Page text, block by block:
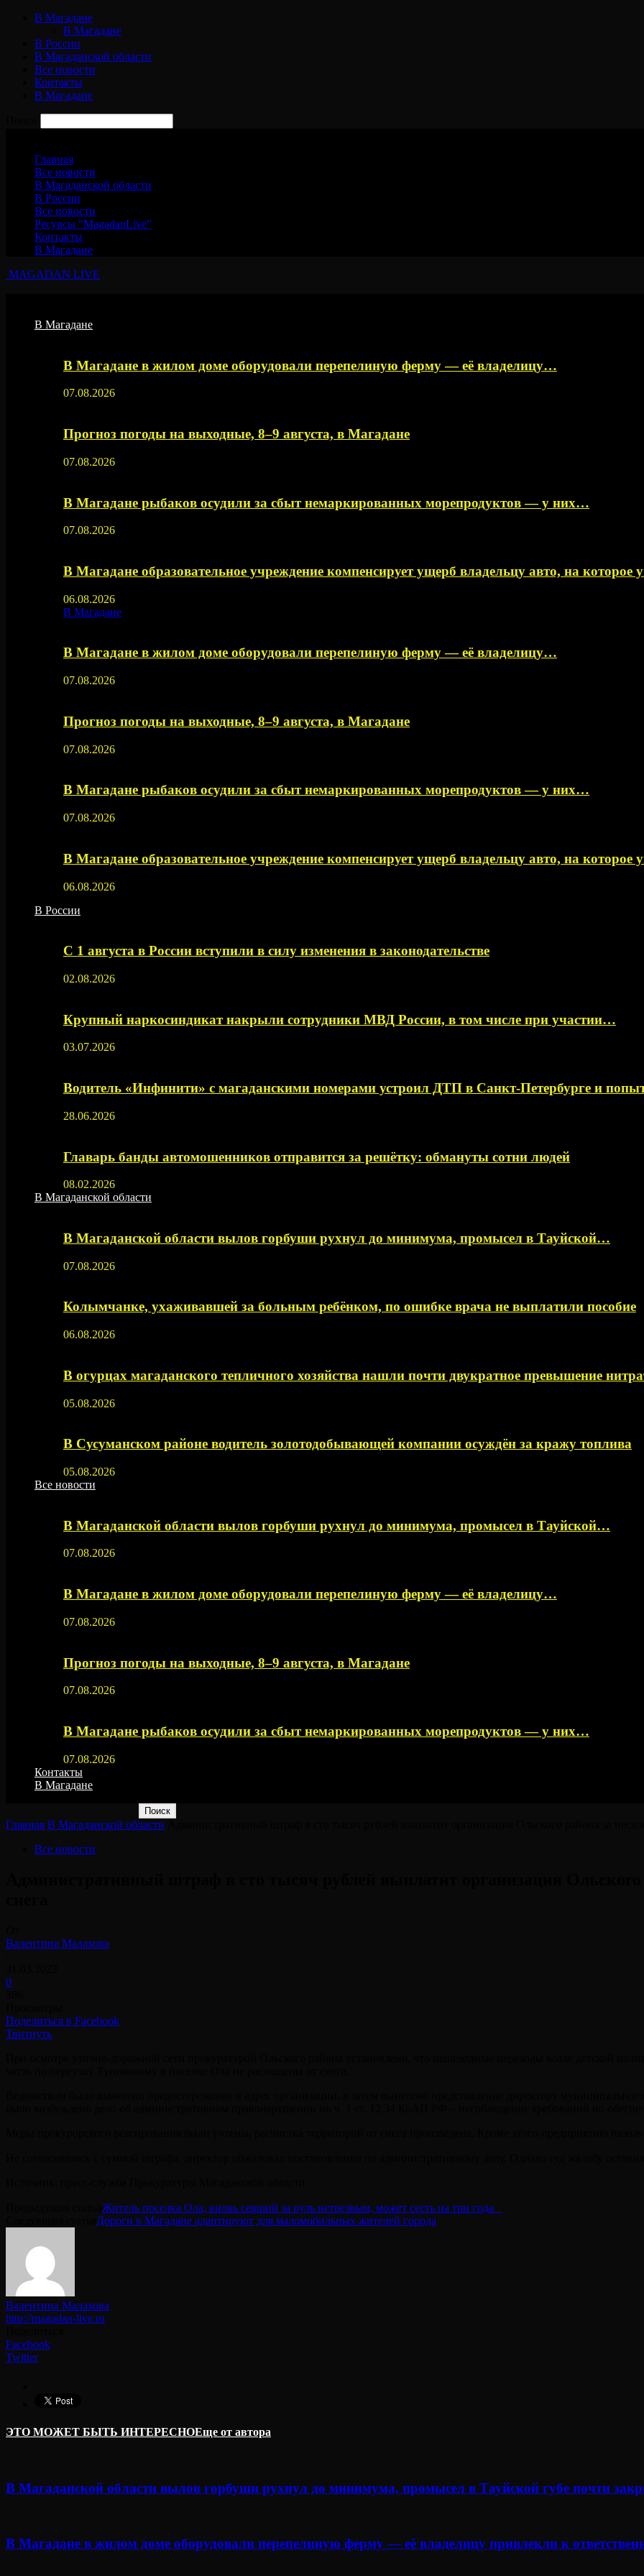
В Магадане
В Магадане
В России
В Магаданской области
Все новости
Контакты
В Магадане
Главная
Все новости
В Магаданской области
В России
Все новости
Ресурсы “MagadanLive”
Контакты
В Магадане
MAGADAN LIVE
В Магадане
В Магадане в жилом доме оборудовали перепелиную ферму — её владелицу…
07.08.2026
Прогноз погоды на выходные, 8–9 августа, в Магадане
07.08.2026
В Магадане рыбаков осудили за сбыт немаркированных морепродуктов — у них…
07.08.2026
В Магадане образовательное учреждение компенсирует ущерб владельцу авто, на которое
06.08.2026
В Магадане
В Магадане в жилом доме оборудовали перепелиную ферму — её владелицу…
07.08.2026
Прогноз погоды на выходные, 8–9 августа, в Магадане
07.08.2026
В Магадане рыбаков осудили за сбыт немаркированных морепродуктов — у них…
07.08.2026
В Магадане образовательное учреждение компенсирует ущерб владельцу авто, на которое
06.08.2026
В России
С 1 августа в России вступили в силу изменения в законодательстве
02.08.2026
Крупный наркосиндикат накрыли сотрудники МВД России, в том числе при участии…
03.07.2026
Водитель «Инфинити» с магаданскими номерами устроил ДТП в Санкт-Петербурге и
28.06.2026
Главарь банды автомошенников отправится за решётку: обмануты сотни людей
08.02.2026
В Магаданской области
В Магаданской области вылов горбуши рухнул до минимума, промысел в Тауйской…
07.08.2026
Колымчанке, ухаживавшей за больным ребёнком, по ошибке врача не выплатили пособие
06.08.2026
В огурцах магаданского тепличного хозяйства нашли почти двукратное превышение
05.08.2026
В Сусуманском районе водитель золотодобывающей компании осуждён за кражу топлива
05.08.2026
Все новости
В Магаданской области вылов горбуши рухнул до минимума, промысел в Тауйской…
07.08.2026
В Магадане в жилом доме оборудовали перепелиную ферму — её владелицу…
07.08.2026
Прогноз погоды на выходные, 8–9 августа, в Магадане
07.08.2026
В Магадане рыбаков осудили за сбыт немаркированных морепродуктов — у них…
07.08.2026
Контакты
В Магадане
Главная В Магаданской области
Все новости
Валентина Малахова
0
Поделиться в Facebook
Твитнуть
Житель поселка Ола, вновь севший за руль нетрезвым, может сесть на три года⠀
Дороги в Магадане адаптируют для маломобильных жителей города
Валентина Малахова
http://magadan-live.ru
Facebook
Twitter
ЭТО МОЖЕТ БЫТЬ ИНТЕРЕСНОЕще от автора
В Магаданской области вылов горбуши рухнул до минимума, промысел в Тауйской губе почти
В Магадане в жилом доме оборудовали перепелиную ферму — её владелицу привлекли к